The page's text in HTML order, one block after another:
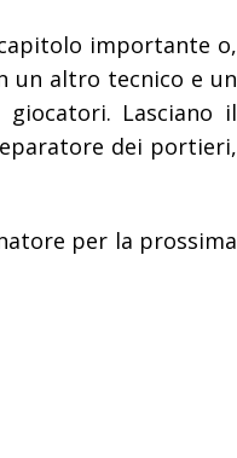
importante o,
un altro tecnico e un
Lasciano il
dei portieri,
per la prossima